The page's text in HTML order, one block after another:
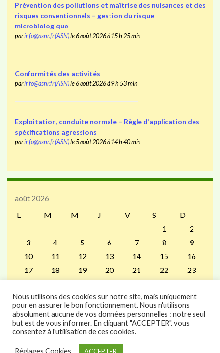
Prévention des pollutions et maîtrise des nuisances et des
risques conventionnels – gestion du risque
microbiologique
parinfo@asnr.fr (ASN)le 6 août 2026 à 15 h 25 min
Conformités des activités
parinfo@asnr.fr (ASN)le 6 août 2026 à 9 h 53 min
Exploitation, conduite normale – Règle d’application des
spécifications agressions
parinfo@asnr.fr (ASN)le 5 août 2026 à 14 h 40 min
août 2026
L
M M J V S
D
1
2
3
4 5 6 7 8
9
10
11 12 13 14 15
16
17
18 19 20 21 22
23
31
« Juil
Nous utilisons des cookies sur notre site, mais uniquement
pour en assurer le bon fonctionnement. Nous n'utilisons
absolument aucune de vos données personnelles : notre seul
but est de vous informer. En cliquant "ACCEPTER", vous
consentez à l'utilisation de ces cookies.
Réglages Cookies ACCEPTER